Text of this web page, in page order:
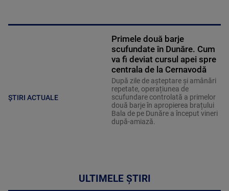
ȘTIRI ACTUALE
Primele două barje
scufundate în Dunăre. Cum
va fi deviat cursul apei spre
centrala de la Cernavodă
După zile de așteptare și amânări
repetate, operațiunea de
scufundare controlată a primelor
două barje în apropierea brațului
Bala de pe Dunăre a început vineri
după-amiază.
ULTIMELE ȘTIRI